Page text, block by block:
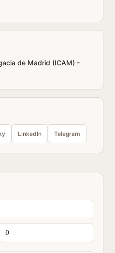
de Madrid (ICAM) -
LinkedIn Telegram